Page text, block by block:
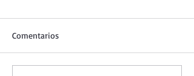
Comentarios